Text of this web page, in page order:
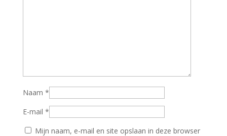
Naam *
E-mail *
Mijn naam, e-mail en site opslaan in deze browser